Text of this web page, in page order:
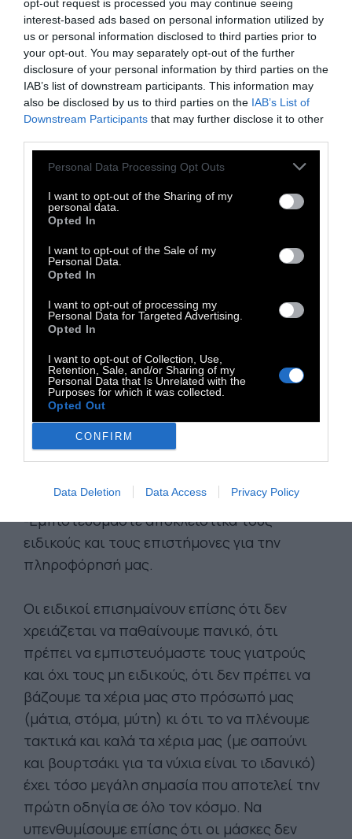
opt-out request is processed you may continue seeing
interest-based ads based on personal information utilized by
us or personal information disclosed to third parties prior to
your opt-out. You may separately opt-out of the further
disclosure of your personal information by third parties on the
IAB’s list of downstream participants. This information may
also be disclosed by us to third parties on the IAB’s List of
Downstream Participants that may further disclose it to other
Personal Data Processing Opt Outs
I want to opt-out of the Sharing of my
personal data.
Opted In
I want to opt-out of the Sale of my
Personal Data.
Opted In
I want to opt-out of processing my
Personal Data for Targeted Advertising.
Opted In
I want to opt-out of Collection, Use,
Retention, Sale, and/or Sharing of my
Personal Data that Is Unrelated with the
Purposes for which it was collected.
Opted Out
CONFIRM
Data Deletion Data Access Privacy Policy
-Αποφεύγουμε τις κοντινές επαφές όταν
παρουσιάζουμε συμπτώματα κρυολογήματος
(όπως βήχα, πυρετό, καταρροή, πονόλαιμο)
ή με άτομα που παρουσιάζουν αυτά τα
συμπτώματα.
-Αν παρουσιάζουμε συμπτώματα πυρετού,
βήχα ή δυσκολίας στην αναπνοή και έχουμε
ταξιδιωτικό ιστορικό σε πληττόμενη
περιοχή, επικοινωνούμε με το γιατρό μας ή
παραμένουμε σπίτι μας.
- Όταν ταξιδεύουμε, τρώμε μόνο φαγητό που
έχει μαγειρευτεί καλά.
-Αν παρουσιάζουμε συμπτώματα κατά τη
διάρκεια ταξιδιού, ενημερώνουμε αμέσως το
πλήρωμα και αναζητούμε ιατρική βοήθεια.
Επίσης ενημερώνουμε το ιατρικό προσωπικό
για το ιστορικό των μετακινήσεών μας και αν
-Εμπιστευόμαστε αποκλειστικά τους
ειδικούς και τους επιστήμονες για την
πληροφόρησή μας.
Οι ειδικοί επισημαίνουν επίσης ότι δεν
χρειάζεται να παθαίνουμε πανικό, ότι
πρέπει να εμπιστευόμαστε τους γιατρούς
και όχι τους μη ειδικούς, ότι δεν πρέπει να
βάζουμε τα χέρια μας στο πρόσωπό μας
(μάτια, στόμα, μύτη) κι ότι το να πλένουμε
τακτικά και καλά τα χέρια μας (με σαπούνι
και βουρτσάκι για τα νύχια είναι το ιδανικό)
έχει τόσο μεγάλη σημασία που αποτελεί την
πρώτη οδηγία σε όλο τον κόσμο. Να
υπενθυμίσουμε επίσης ότι οι μάσκες δεν